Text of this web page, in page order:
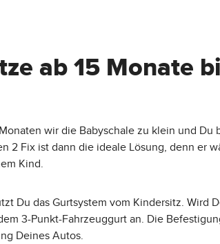
ab 15 Monate
wir die Babyschale zu klein und Du
2 Fix ist dann die ideale Lösung, denn er
Kind.
Du das Gurtsystem vom Kindersitz. Wird
3-Punkt-Fahrzeuggurt an. Die
Deines Autos.